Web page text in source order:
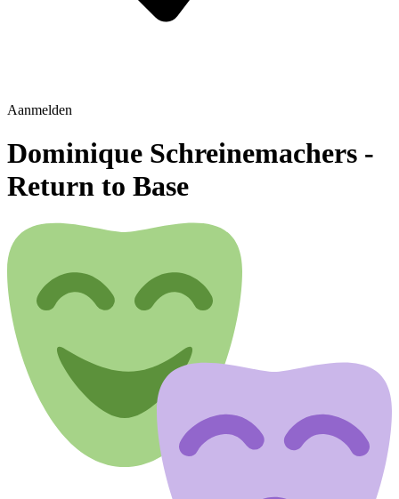
Aanmelden
Dominique Schreinemachers -
Return to Base